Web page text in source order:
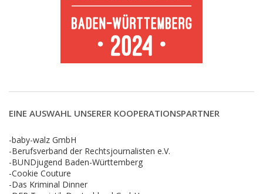
EINE AUSWAHL UNSERER KOOPERATIONSPARTNER
-baby-walz GmbH
-Berufsverband der Rechtsjournalisten e.V.
-BUNDjugend Baden-Württemberg
-Cookie Couture
-Das Kriminal Dinner